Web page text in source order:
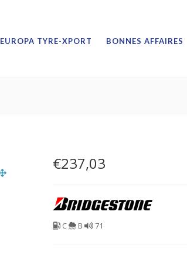
EUROPA TYRE-XPORT BONNES AFFAIRES
€237,03
C B 71